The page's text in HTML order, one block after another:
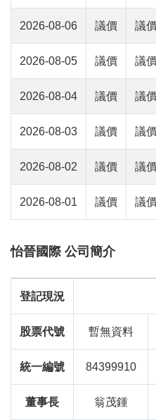
2026-08-06 議價 議
2026-08-05 議價 議
2026-08-04 議價 議
2026-08-03 議價 議
2026-08-02 議價 議
2026-08-01 議價 議
怡晉國際 公司簡介
登記現況
股票代號 暫無資料
統一編號 84399910
董事長 翁茂鍾